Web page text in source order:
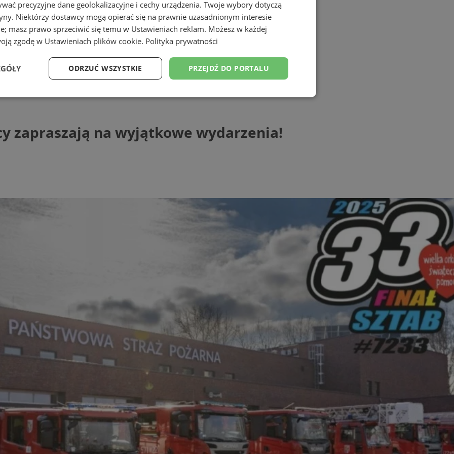
na wyjątkowe wydarzenia!
zapraszają na wyjątkowe wydarzenia!
precyzyjne dane geolokalizacyjne i cechy urządzenia. Twoje wybory dotyczą
Niektórzy dostawcy mogą opierać się na prawnie uzasadnionym interesie
masz prawo sprzeciwić się temu w Ustawieniach reklam. Możesz w każdej
zgodę w Ustawieniach plików cookie. Polityka prywatności
PRZEJDŹ DO PORTALU
ODRZUĆ WSZYSTKIE
Wydajność Targetowanie Funkcjonalność Niesklasyfikowane
niezbędnych plików cookie nie można prawidłowo korzystać ze strony internetowej.
Ten plik cookie przechowuje identyfikator sesji.
Ten plik cookie przechowuje identyfikator sesji.
Ten plik cookie przechowuje identyfikator sesji.
uwierzytelniania i bezpieczeństwa, zapewniając, że
użytkownicy pozostają zalogowani, a ich dane są
zabezpieczone, jak poruszać się przez witrynę
internetową lub interakcji z jej usług.
Cloudflare Inc.
.x.com
30 minut
Ten plik cookie służy do rozróżniania ludzi i botów.
Jest to korzystne dla strony internetowej, ponieważ
umożliwia tworzenie ważnych raportów na temat
korzystania z jej witryny internetowej.
Cloudflare Inc.
29 minut 59
sekund
Ten plik cookie służy do rozróżniania ludzi i botów.
Jest to korzystne dla strony internetowej, ponieważ
umożliwia tworzenie ważnych raportów na temat
YouTube
.youtube.com
tygodnie
Ten plik cookie jest używany do przechowywania
zgody użytkownika i wyboru prywatności dla ich
interakcji z witryną. Rejestruje dane dotyczące
zgody odwiedzającego na różne polityki i
ustawienia prywatności, zapewniając, że ich
preferencje zostaną uhonorowane w przyszłych
sesjach.
CookieScript
4 tygodnie 2 dni
Ten plik cookie jest używany przez usługę Cookie-